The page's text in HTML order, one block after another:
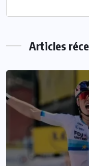
Articles